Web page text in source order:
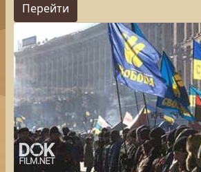
Перейти